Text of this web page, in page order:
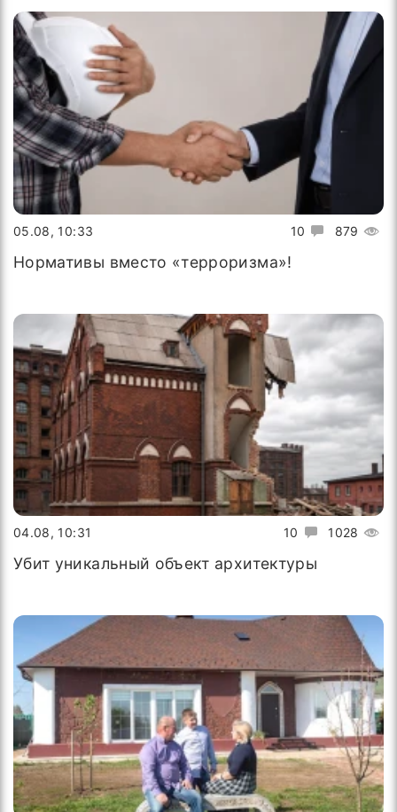
10 879
05.08, 10:33
Нормативы вместо «терроризма»!
10 1028
04.08, 10:31
Убит уникальный объект архитектуры